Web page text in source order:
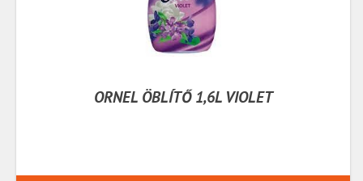
ORNEL ÖBLÍTŐ 1,6L VIOLET